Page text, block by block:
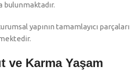
bulunmaktadır.
yapının tamamlayıcı parçaları
ve Karma Yaşam